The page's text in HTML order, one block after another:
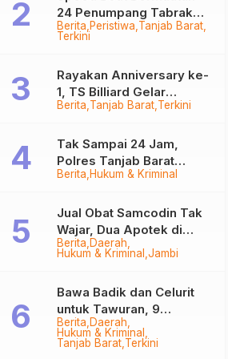
Berita Peristiwa Tanjab Barat
Terkini
24 Penumpang Tabrak
Togok di Kuala Tungkal,
Berita Tanjab Barat Terkini
Rayakan Anniversary ke-
1, TS Billiard Gelar
Turnamen 9 Ball
Berita Hukum & Kriminal
Tak Sampai 24 Jam,
Polres Tanjab Barat
Ringkus Komplotan
Tungkal
Berita Daerah
Hukum & Kriminal Jambi
Jual Obat Samcodin Tak
Wajar, Dua Apotek di
Tanjab Barat Disegel
Berita Daerah
Hukum & Kriminal
Tanjab Barat Terkini
Bawa Badik dan Celurit
untuk Tawuran, 9
Anggota Geng Motor di
Tanjab Barat Diringkus